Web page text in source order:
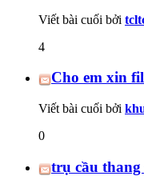
Viết bài cuối bởi
4
Cho em xin
Viết bài cuối bởi
0
trụ cầu